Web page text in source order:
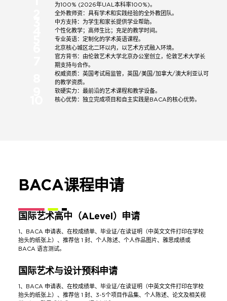
为100% (2026年UAL本科率100%)。
全外教师资：具有学术和实践经验的全外教团队。
中方支持：为学生和家长提供学业帮助。
个性化教学；高师生比；充足的教学时间。
专业英语：定制化的学术英语课程。
北京核心城区北二环以内，以艺术方式融入环境。
官方背书：由伦敦艺术大学北京办公室创立，伦敦艺术大学长
期支持与合作。
权威资质：英国考试局监管，英国/美国/加拿大/澳大利亚认可
的教学资质。
软硬实力：最前沿的艺术课程和教学设备。
核心优势：独立完成项目和自主实践是BACA的核心优势。
BACA课程申请
国际艺术高中（ALevel）申请
1、BACA 申请表、在校成绩单、毕业证/在读证明（中英文文件打印在学校
抬头的纸张上）、推荐信 1 封、个人陈述、个人作品图片、雅思成绩或
BACA 语言测试。
国际艺术与设计预科申请
1、BACA 申请表、在校成绩单、毕业证/在读证明（中英文文件打印在学校
抬头的纸张上）、推荐信 1 封、3-5个项目作品集、个人陈述、论文及相关视